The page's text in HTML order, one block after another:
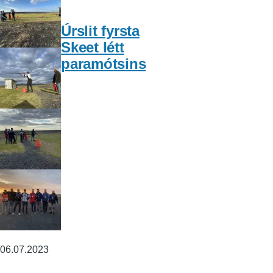
Úrslit fyrsta
Skeet létt
paramótsins
06.07.2023